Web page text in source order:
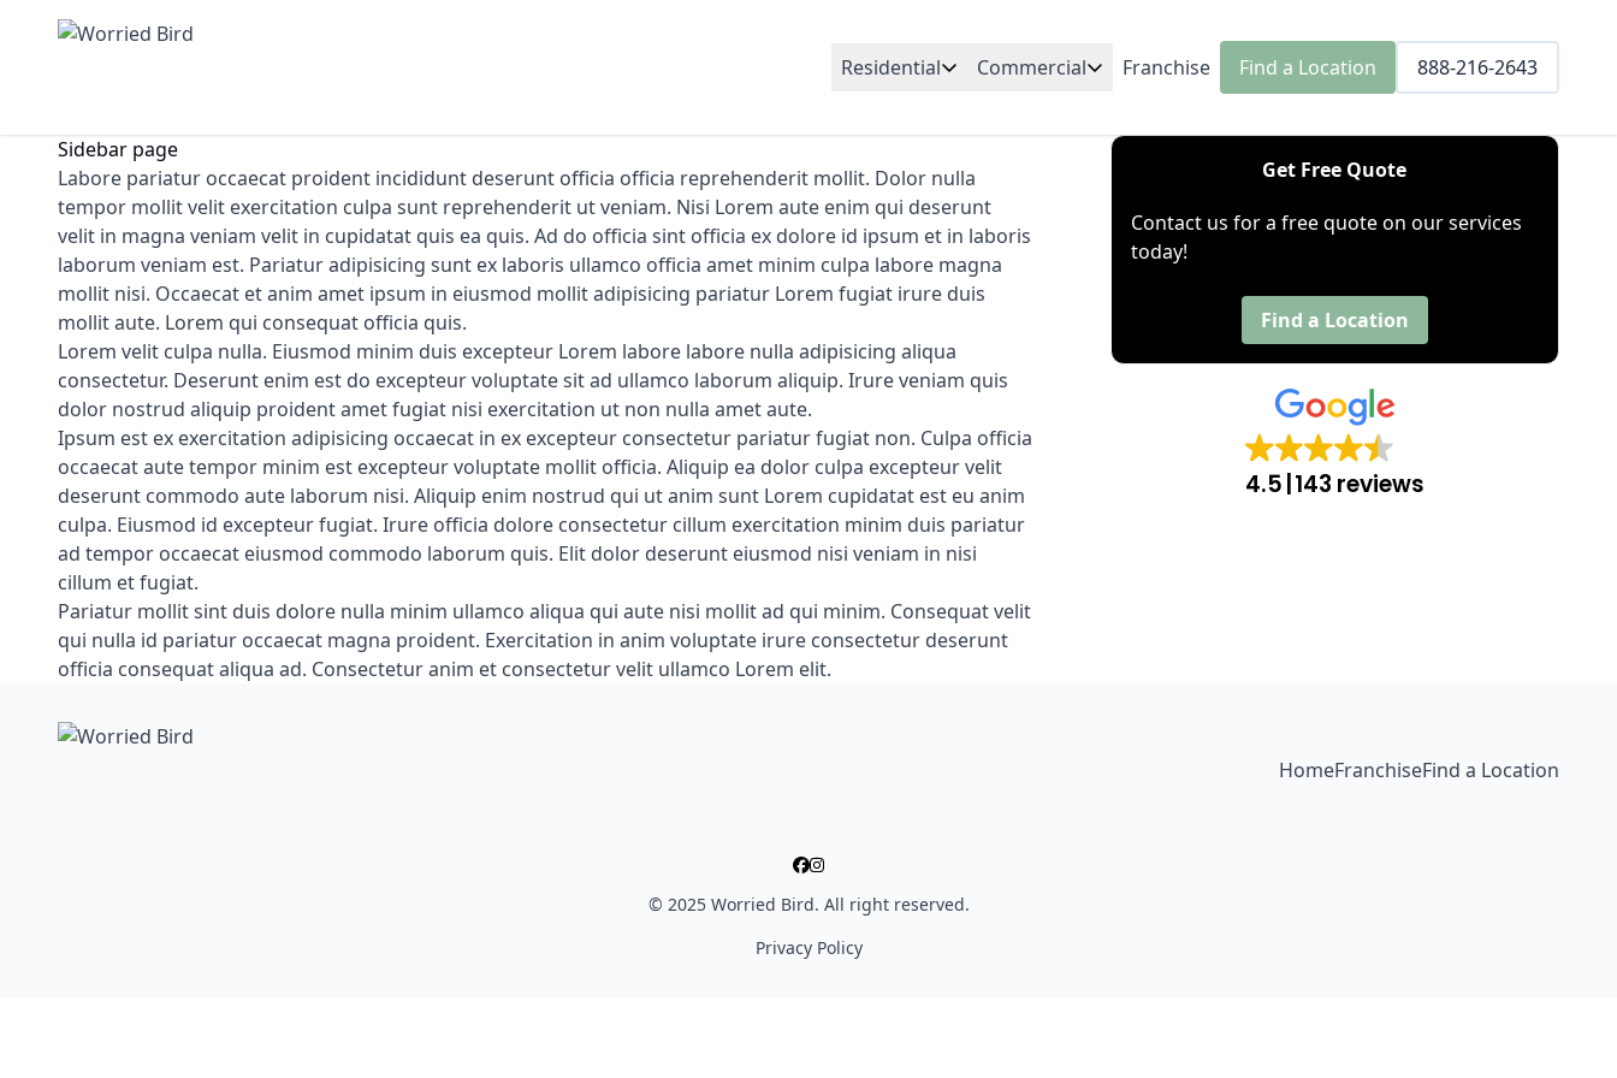
Skip to content
Residential Commercial Franchise Find a Location 888-216-2643
Sidebar page
Labore pariatur occaecat proident incididunt deserunt officia officia reprehenderit mollit. Dolor nulla
tempor mollit velit exercitation culpa sunt reprehenderit ut veniam. Nisi Lorem aute enim qui deserunt
velit in magna veniam velit in cupidatat quis ea quis. Ad do officia sint officia ex dolore id ipsum et in laboris
laborum veniam est. Pariatur adipisicing sunt ex laboris ullamco officia amet minim culpa labore magna
mollit nisi. Occaecat et anim amet ipsum in eiusmod mollit adipisicing pariatur Lorem fugiat irure duis
mollit aute. Lorem qui consequat officia quis.
Lorem velit culpa nulla. Eiusmod minim duis excepteur Lorem labore labore nulla adipisicing aliqua
consectetur. Deserunt enim est do excepteur voluptate sit ad ullamco laborum aliquip. Irure veniam quis
dolor nostrud aliquip proident amet fugiat nisi exercitation ut non nulla amet aute.
Ipsum est ex exercitation adipisicing occaecat in ex excepteur consectetur pariatur fugiat non. Culpa officia
occaecat aute tempor minim est excepteur voluptate mollit officia. Aliquip ea dolor culpa excepteur velit
deserunt commodo aute laborum nisi. Aliquip enim nostrud qui ut anim sunt Lorem cupidatat est eu anim
culpa. Eiusmod id excepteur fugiat. Irure officia dolore consectetur cillum exercitation minim duis pariatur
ad tempor occaecat eiusmod commodo laborum quis. Elit dolor deserunt eiusmod nisi veniam in nisi
cillum et fugiat.
Pariatur mollit sint duis dolore nulla minim ullamco aliqua qui aute nisi mollit ad qui minim. Consequat velit
qui nulla id pariatur occaecat magna proident. Exercitation in anim voluptate irure consectetur deserunt
officia consequat aliqua ad. Consectetur anim et consectetur velit ullamco Lorem elit.
Get Free Quote
Contact us for a free quote on our services
today!
Find a Location
4.5 143 reviews
HomeFranchiseFind a Location
© 2025 Worried Bird. All right reserved.
Privacy Policy